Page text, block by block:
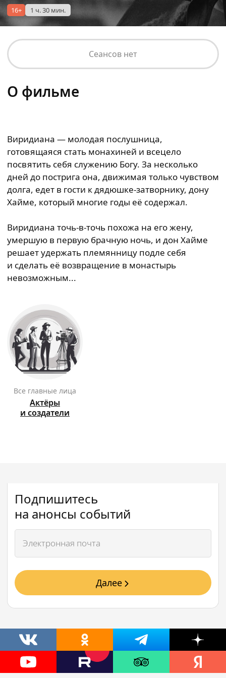
16+ 1 ч. 30 мин.
Сеансов нет
О фильме
Виридиана — молодая послушница,
готовящаяся стать монахиней и всецело
посвятить себя служению Богу. За несколько
дней до пострига она, движимая только чувством
долга, едет в гости к дядюшке-затворнику, дону
Хайме, который многие годы её содержал.
Виридиана точь-в-точь похожа на его жену,
умершую в первую брачную ночь, и дон Хайме
решает удержать племянницу подле себя
и сделать её возвращение в монастырь
невозможным...
Все главные лица
Актёры
и создатели
Подпишитесь
на анонсы событий
Далее